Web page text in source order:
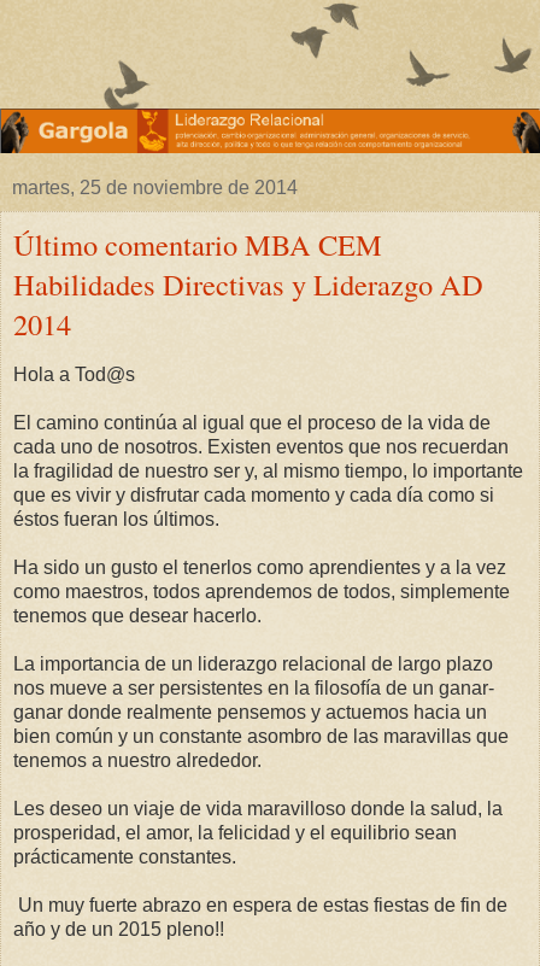
martes, 25 de noviembre de 2014
Último comentario MBA CEM
Habilidades Directivas y Liderazgo AD
2014
Hola a Tod@s
El camino continúa al igual que el proceso de la vida de
cada uno de nosotros. Existen eventos que nos recuerdan
la fragilidad de nuestro ser y, al mismo tiempo, lo importante
que es vivir y disfrutar cada momento y cada día como si
éstos fueran los últimos.
Ha sido un gusto el tenerlos como aprendientes y a la vez
como maestros, todos aprendemos de todos, simplemente
tenemos que desear hacerlo.
La importancia de un liderazgo relacional de largo plazo
nos mueve a ser persistentes en la filosofía de un ganar-
ganar donde realmente pensemos y actuemos hacia un
bien común y un constante asombro de las maravillas que
tenemos a nuestro alrededor.
Les deseo un viaje de vida maravilloso donde la salud, la
prosperidad, el amor, la felicidad y el equilibrio sean
prácticamente constantes.
Un muy fuerte abrazo en espera de estas fiestas de fin de
año y de un 2015 pleno!!